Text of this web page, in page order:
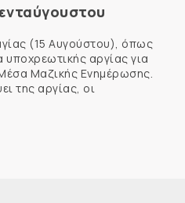
(15 Αυγούστου), όπως
υποχρεωτικής αργίας για
Μαζικής Ενημέρωσης.
αργίας, οι